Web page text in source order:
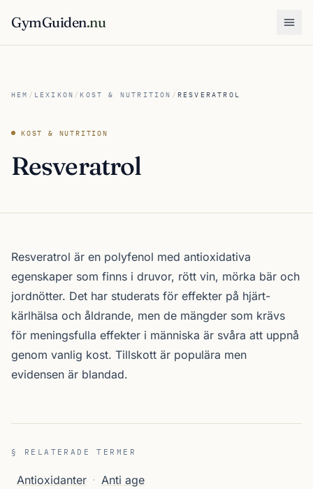
GymGuiden.nu
HEM / LEXIKON /KOST & NUTRITION / RESVERATROL
KOST & NUTRITION
Resveratrol
Resveratrol är en polyfenol med antioxidativa
egenskaper som finns i druvor, rött vin, mörka bär och
jordnötter. Det har studerats för effekter på hjärt-
kärlhälsa och åldrande, men de mängder som krävs
för meningsfulla effekter i människa är svåra att uppnå
genom vanlig kost. Tillskott är populära men
evidensen är blandad.
§ RELATERADE TERMER
Antioxidanter · Anti age